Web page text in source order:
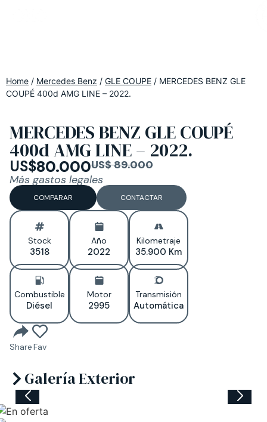
Home / Mercedes Benz / GLE COUPE / MERCEDES BENZ GLE
COUPÉ 400d AMG LINE – 2022.
Galería Exterior
MERCEDES BENZ GLE COUPÉ
400d AMG LINE – 2022.
US$80.000US$ 89.000
Más gastos legales
COMPARAR CONTACTAR
Stock
3518
Año
2022
Kilometraje
35.900 Km
Combustible
Diésel
Motor
2995
Transmisión
Automática
ShareFav